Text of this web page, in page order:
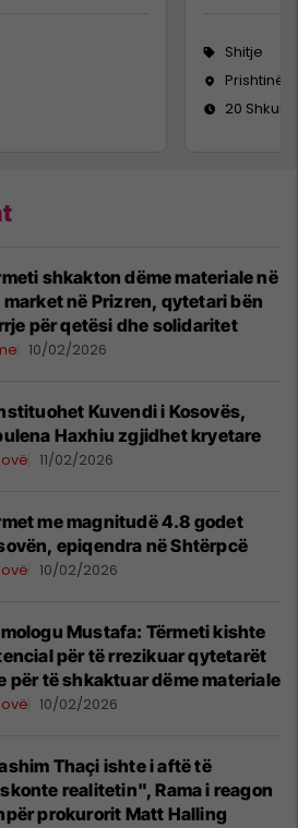
Shitje
Prishtinë
20 Shkurt
shkakton dëme materiale në
market në Prizren, qytetari bën
për qetësi dhe solidaritet
10/02/2026
Kuvendi i Kosovës,
Haxhiu zgjidhet kryetare
11/02/2026
me magnitudë 4.8 godet
epiqendra në Shtërpcë
10/02/2026
Mustafa: Tërmeti kishte
për të rrezikuar qytetarët
për të shkaktuar dëme materiale
10/02/2026
Thaçi ishte i aftë të
realitetin", Rama i reagon
prokurorit Matt Halling